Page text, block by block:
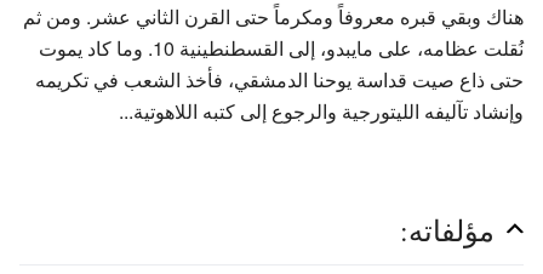
هناك وبقي قبره معروفاً ومكرماً حتى القرن الثاني عشر. ومن ثم
نُقلت عظامه، على مايبدو، إلى القسطنطينية 10. وما كاد يموت
حتى ذاع صيت قداسة يوحنا الدمشقي، فأخذ الشعب في تكريمه
وإنشاد تآليفه الليتورجية والرجوع إلى كتبه اللاهوتية...
مؤلفاته: